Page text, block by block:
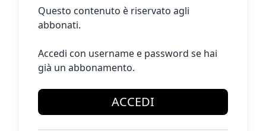
Questo contenuto è riservato agli
abbonati.
Accedi con username e password se hai
già un abbonamento.
ACCEDI